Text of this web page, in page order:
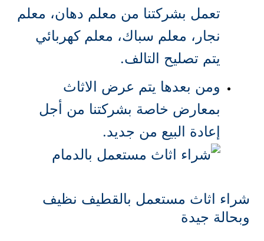
تعمل بشركتنا من معلم دهان، معلم
نجار، معلم سباك، معلم كهربائي
يتم تصليح التالف.
ومن بعدها يتم عرض الاثاث
بمعارض خاصة بشركتنا من أجل
إعادة البيع من جديد.
شراء اثاث مستعمل بالقطيف نظيف
وبحالة جيدة